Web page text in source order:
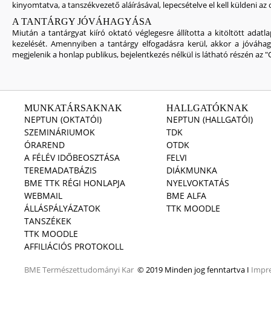
kinyomtatva, a tanszékvezető aláírásával, lepecsételve el kell küldeni
A TANTÁRGY JÓVÁHAGYÁSA
Miután a tantárgyat kiíró oktató véglegesre állította a kitöltött
kezelését. Amennyiben a tantárgy elfogadásra kerül, akkor a
megjelenik a honlap publikus, bejelentkezés nélkül is látható részén
MUNKATÁRSAKNAK
NEPTUN (OKTATÓI)
SZEMINÁRIUMOK
ÓRAREND
A FÉLÉV IDŐBEOSZTÁSA
TEREMADATBÁZIS
BME TTK RÉGI HONLAPJA
WEBMAIL
ÁLLÁSPÁLYÁZATOK
TANSZÉKEK
TTK MOODLE
AFFILIÁCIÓS PROTOKOLL
BMETermészettudományi Kar © 2019 Minden jog fenntartva I
HALLGATÓKNAK
NEPTUN (HALLGATÓI)
TDK
OTDK
FELVI
DIÁKMUNKA
NYELVOKTATÁS
BME ALFA
TTK MOODLE